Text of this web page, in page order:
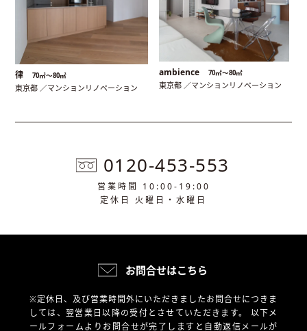
律 70㎡〜80㎡
東京都 ／マンションリノベーション
ambience 70㎡〜80㎡
東京都 ／マンションリノベーション
0120-453-553
営業時間 10:00-19:00
定休日 火曜日・水曜日
お問合せはこちら
※定休日、及び営業時間外にいただきましたお問合せにつきま
しては、翌営業日以降の受付とさせていただきます。 以下メ
ールフォームよりお問合せが完了しますと自動返信メールが